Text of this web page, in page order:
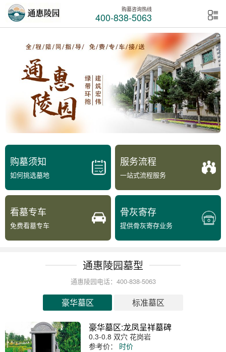
购墓咨询热线
400-838-5063
购墓须知
如何挑选墓地
服务流程
一站式流程服务
看墓专车
免费看墓专车
骨灰寄存
提供骨灰寄存业务
通惠陵园墓型
通惠陵园电话：400-838-5063
豪华墓区 标准墓区
豪华墓区:龙凤呈祥墓碑
0.3-0.8 双穴 花岗岩
参考价：
时价